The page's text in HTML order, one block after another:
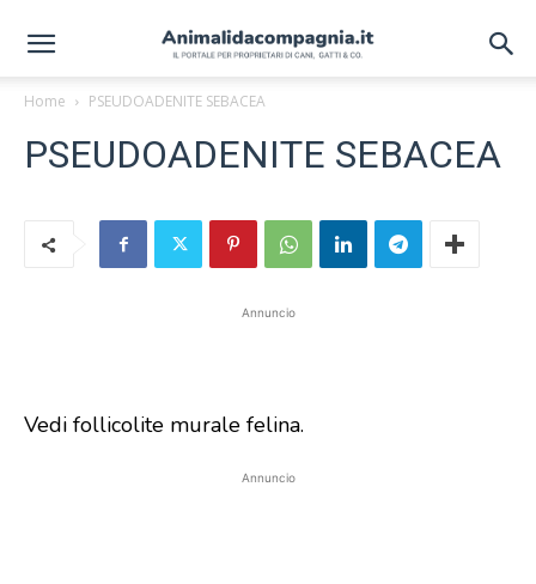
Home PSEUDOADENITE SEBACEA
PSEUDOADENITE SEBACEA
Annuncio
Vedi follicolite murale felina.
Annuncio